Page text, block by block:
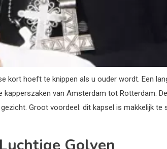
kort hoeft te knippen als u ouder wordt. Een
van Amsterdam tot Rotterdam.
Groot voordeel: dit kapsel is makkelijk